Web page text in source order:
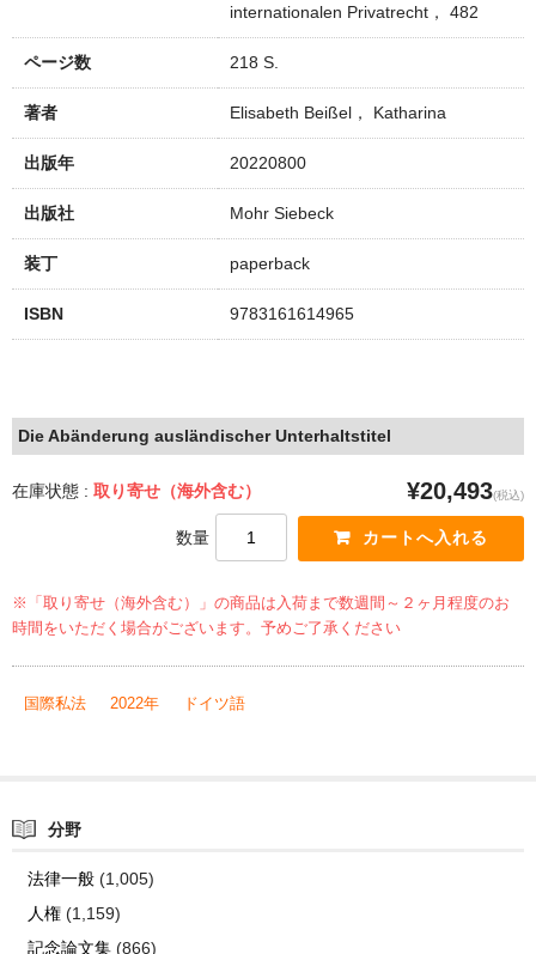
internationalen Privatrecht， 482
ページ数 218 S.
著者 Elisabeth Beißel， Katharina
出版年 20220800
出版社 Mohr Siebeck
装丁 paperback
ISBN 9783161614965
Die Abänderung ausländischer Unterhaltstitel
在庫状態 : 取り寄せ（海外含む） ¥20,493(税込)
数量
※「取り寄せ（海外含む）」の商品は入荷まで数週間～２ヶ月程度のお
時間をいただく場合がございます。予めご了承ください
国際私法 2022年 ドイツ語
分野
法律一般(1,005)
人権(1,159)
記念論文集(866)